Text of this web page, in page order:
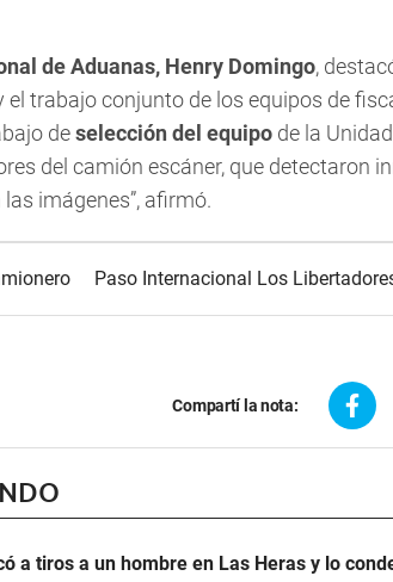
de Aduanas, Henry Domingo,
el trabajo conjunto de los equipos de
deselección del equipo de la
del camión escáner, que detectaron
imágenes”, afirmó.
Paso Internacional Los
Compartí la nota:
a tiros a un hombre en Las Heras y lo